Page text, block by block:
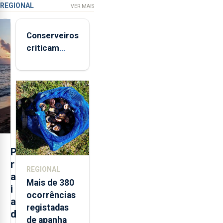
REGIONAL VER MAIS
P
r
a
i
a
d
Conserveiros
criticam
brancas com
selo Marca
Açores
REGIONAL
Mais de 380
ocorrências
registadas
de apanha